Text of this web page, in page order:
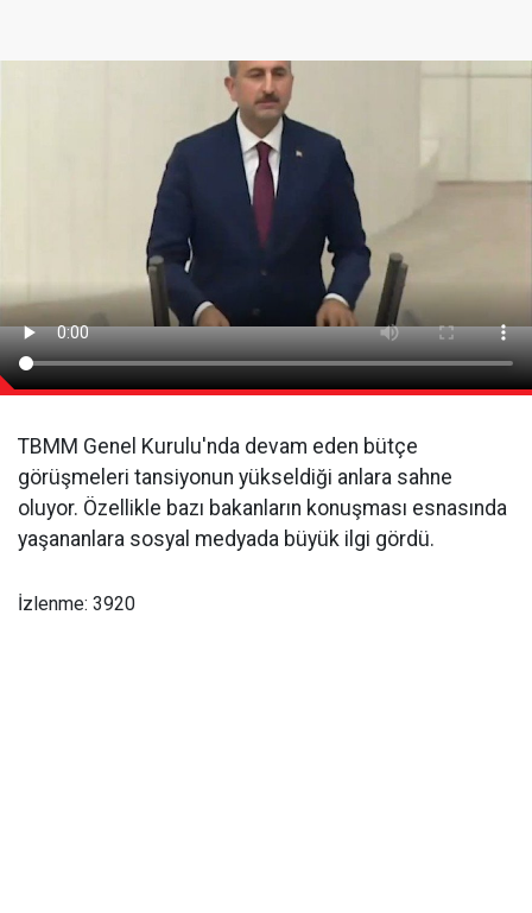
TBMM Genel Kurulu'nda devam eden bütçe
görüşmeleri tansiyonun yükseldiği anlara sahne
oluyor. Özellikle bazı bakanların konuşması esnasında
yaşananlara sosyal medyada büyük ilgi gördü.
İzlenme: 3920